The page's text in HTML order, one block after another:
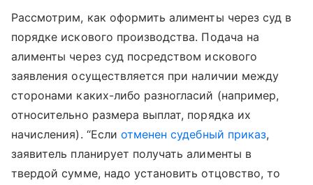
Рассмотрим, как оформить алименты через суд в
порядке искового производства. Подача на
алименты через суд посредством искового
заявления осуществляется при наличии между
сторонами каких-либо разногласий (например,
относительно размера выплат, порядка их
начисления). “Если отменен судебный приказ,
заявитель планирует получать алименты в
твердой сумме, надо установить отцовство, то